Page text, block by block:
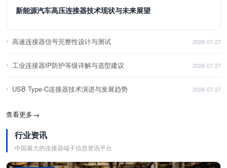
新能源汽车高压连接器技术现状与未来展望
高速连接器信号完整性设计与测试 2026-07-27
工业连接器IP防护等级详解与选型建议 2026-07-27
USB Type-C连接器技术演进与发展趋势 2026-07-27
查看更多→
行业资讯
中国最大的连接器端子信息资讯平台